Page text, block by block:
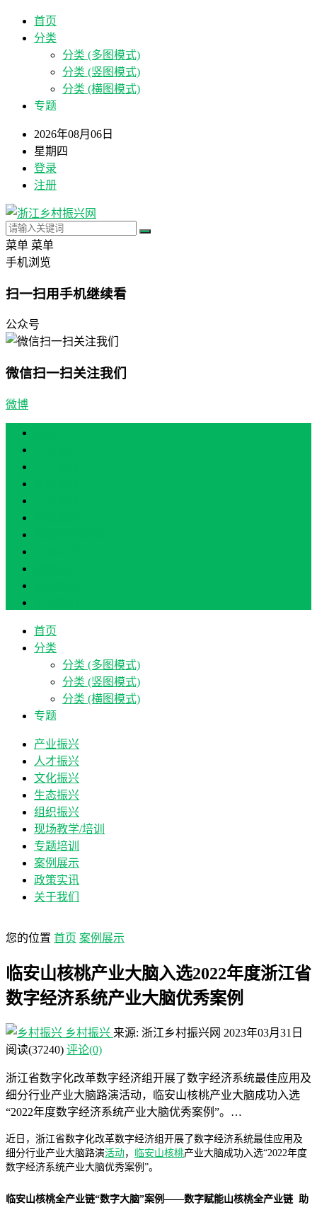
首页
分类
分类 (多图模式)
分类 (竖图模式)
分类 (横图模式)
专题
2026年08月06日
星期四
登录
注册
菜单 菜单
手机浏览
扫一扫用手机继续看
公众号
微信扫一扫关注我们
微博
首页
分类
分类 (多图模式)
分类 (竖图模式)
分类 (横图模式)
专题
产业振兴
人才振兴
文化振兴
生态振兴
组织振兴
现场教学/培训
专题培训
案例展示
政策实讯
关于我们
您的位置 首页 案例展示
临安山核桃产业大脑入选2022年度浙江省
数字经济系统产业大脑优秀案例
乡村振兴 来源: 浙江乡村振兴网 2023年03月31日
阅读(37240) 评论(0)
浙江省数字化改革数字经济组开展了数字经济系统最佳应用及
细分行业产业大脑路演活动，临安山核桃产业大脑成功入选
“2022年度数字经济系统产业大脑优秀案例”。…
近日，浙江省数字化改革数字经济组开展了数字经济系统最佳应用及
细分行业产业大脑路演活动， 临安山核桃产业大脑成功入选“2022年度
数字经济系统产业大脑优秀案例”。
临安山核桃全产业链“数字大脑”案例——数字赋能山核桃全产业链 助